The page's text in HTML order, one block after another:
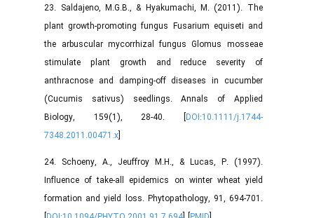
23. Saldajeno, M.G.B., & Hyakumachi, M. (2011). The
plant growth-promoting fungus Fusarium equiseti and
the arbuscular mycorrhizal fungus Glomus mosseae
stimulate plant growth and reduce severity of
anthracnose and damping-off diseases in cucumber
(Cucumis sativus) seedlings. Annals of Applied
Biology, 159(1), 28-40. [DOI:10.1111/j.1744-
7348.2011.00471.x
24. Schoeny, A., Jeuffroy M.H., & Lucas, P. (1997).
Influence of take-all epidemics on winter wheat yield
formation and yield loss. Phytopathology, 91, 694-701.